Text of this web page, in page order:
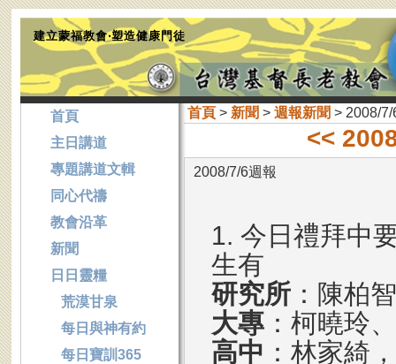
建立蒙福教會‧塑造健康門徒
首頁> 新聞 > 週報新聞 > 2008/7/
<<
2008/7/6週報
1. 今日禮拜中
生有
研究所：陳柏
大專：柯曉玲
高中 ：林家綺，
首頁
主日講道
專題講道文輯
同心代禱
教會沿革
新聞
日日靈糧
荒漠甘泉
每日與神有約
每日寶訓365